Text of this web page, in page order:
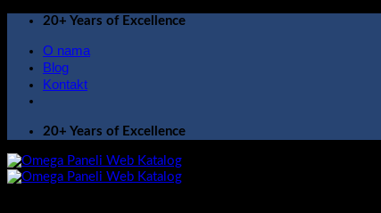
Skip
content
20+ Years of Excellence
O nama
Blog
Kontakt
20+ Years of Excellence